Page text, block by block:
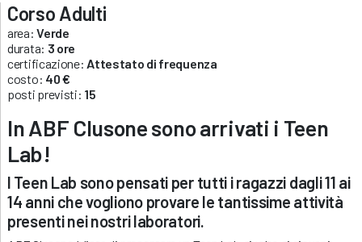
Corso Adulti
area:Verde
durata: 3 ore
certificazione: Attestato di frequenza
costo: 40 €
posti previsti: 15
In ABF Clusone sono arrivati i Teen
Lab!
I Teen Lab sono pensati per tutti i ragazzi dagli 11 ai
14 anni che vogliono provare le tantissime attività
presenti nei nostri laboratori.